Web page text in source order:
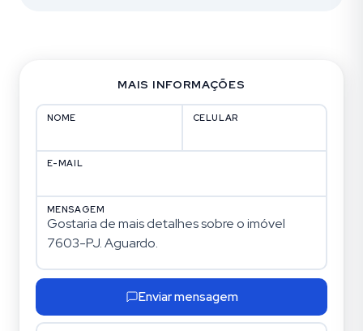
MAIS INFORMAÇÕES
NOME CELULAR
E-MAIL
MENSAGEM
Enviar mensagem